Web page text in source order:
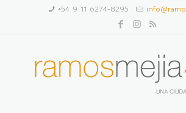
+54 9 11 6274-8295